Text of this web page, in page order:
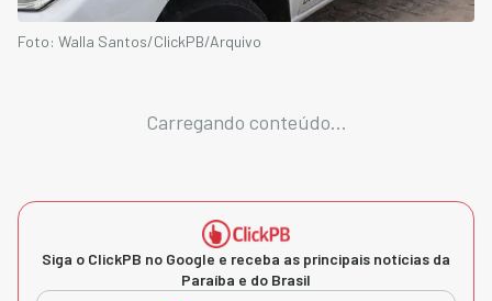
Foto: Walla Santos/ClickPB/Arquivo
Carregando conteúdo...
Siga o ClickPB no Google e receba as principais notícias da
Paraíba e do Brasil